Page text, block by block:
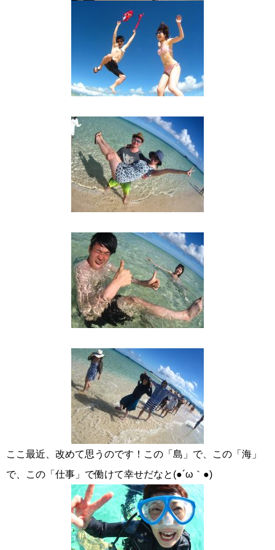
ここ最近、改めて思うのです！この「島」で、この「海」
で、この「仕事」で働けて幸せだなと(●´ω｀●)